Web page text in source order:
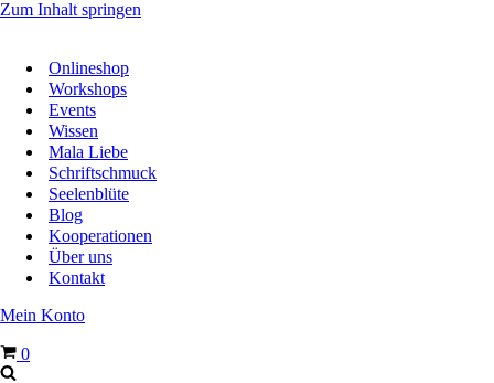
Zum Inhalt springen
Onlineshop
Workshops
Events
Wissen
Mala Liebe
Schriftschmuck
Seelenblüte
Blog
Kooperationen
Über uns
Kontakt
Mein Konto
Warenkorb
0